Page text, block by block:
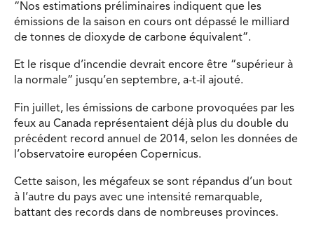
“Nos estimations préliminaires indiquent que les
émissions de la saison en cours ont dépassé le milliard
de tonnes de dioxyde de carbone équivalent”.
Et le risque d’incendie devrait encore être “supérieur à
la normale” jusqu’en septembre, a-t-il ajouté.
Fin juillet, les émissions de carbone provoquées par les
feux au Canada représentaient déjà plus du double du
précédent record annuel de 2014, selon les données de
l’observatoire européen Copernicus.
Cette saison, les mégafeux se sont répandus d’un bout
à l’autre du pays avec une intensité remarquable,
battant des records dans de nombreuses provinces.